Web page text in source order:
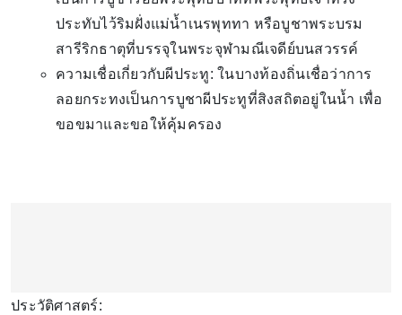
ประทับไว้ริมฝั่งแม่น้ำเนรพุททา หรือบูชาพระบรม
สารีริกธาตุที่บรรจุในพระจุฬามณีเจดีย์บนสวรรค์
ความเชื่อเกี่ยวกับผีประทู: ในบางท้องถิ่นเชื่อว่าการ
ลอยกระทงเป็นการบูชาผีประทูที่สิงสถิตอยู่ในน้ำ เพื่อ
ขอขมาและขอให้คุ้มครอง
ประวัติศาสตร์: